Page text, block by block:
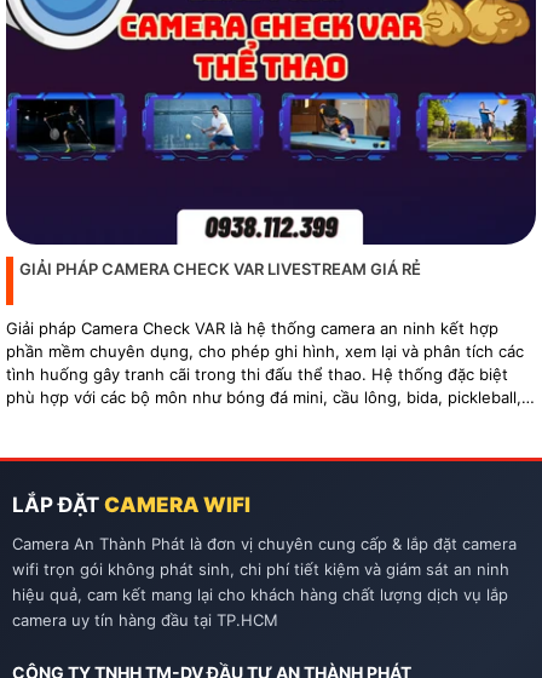
GIẢI PHÁP CAMERA CHECK VAR LIVESTREAM GIÁ RẺ
Giải pháp Camera Check VAR là hệ thống camera an ninh kết hợp
phần mềm chuyên dụng, cho phép ghi hình, xem lại và phân tích các
tình huống gây tranh cãi trong thi đấu thể thao. Hệ thống đặc biệt
phù hợp với các bộ môn như bóng đá mini, cầu lông, bida, pickleball,
LẮP ĐẶT CAMERA WIFI
Camera An Thành Phát là đơn vị chuyên cung cấp & lắp đặt camera
wifi trọn gói không phát sinh, chi phí tiết kiệm và giám sát an ninh
hiệu quả, cam kết mang lại cho khách hàng chất lượng dịch vụ lắp
camera uy tín hàng đầu tại TP.HCM
CÔNG TY TNHH TM-DV ĐẦU TƯ AN THÀNH PHÁT